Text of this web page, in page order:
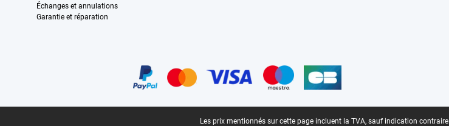
Échanges et annulations
Garantie et réparation
Les prix mentionnés sur cette page incluent la TVA, sauf indication contraire.